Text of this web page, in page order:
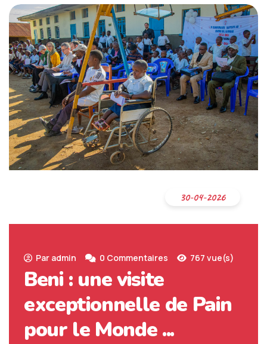
30-04-2026
Par admin 0 Commentaires 767 vue(s)
Beni : une visite
exceptionnelle de Pain
pour le Monde ...